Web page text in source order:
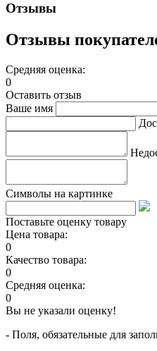
Отзывы
Отзывы
Средняя оценка:
0
Оставить отзыв
Ваше имя
Символы на картинке
Поставьте оценку товару
Цена товара:
0
Качество товара:
0
Средняя оценка:
0
Вы не указали оценку!
- Поля, обязательные для